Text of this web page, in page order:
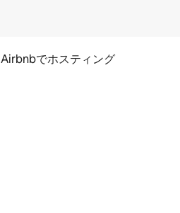
Airbnbでホスティング